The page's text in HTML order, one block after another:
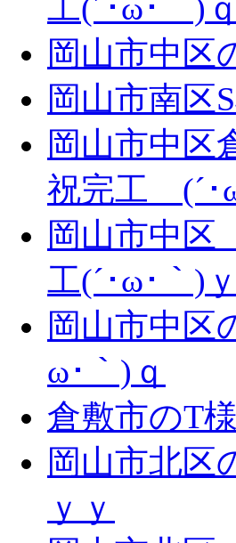
工(´･ω･｀)ｑ
岡山市中区
岡山市南区
岡山市中
祝完工 (´･
岡山市中
工(´･ω･｀)ｙ
岡山市中区
ω･｀)ｑ
倉敷市のT
岡山市北区
ｙｙ